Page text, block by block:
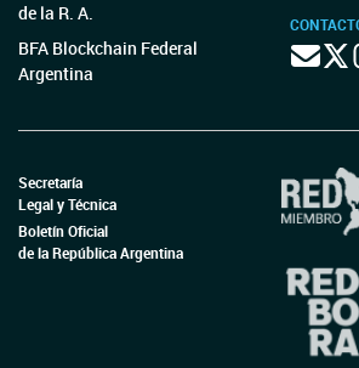
de la R. A.
BFA Blockchain Federal
Argentina
Secretaría
Legal y Técnica
Boletín Oficial
de la República Argentina